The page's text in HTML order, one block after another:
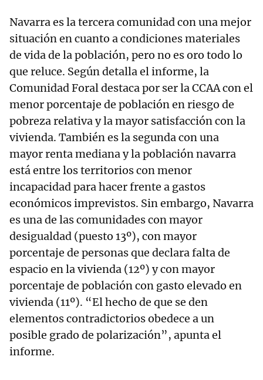
Navarra es la tercera comunidad con una mejor
situación en cuanto a condiciones materiales
de vida de la población, pero no es oro todo lo
que reluce. Según detalla el informe, la
Comunidad Foral destaca por ser la CCAA con el
menor porcentaje de población en riesgo de
pobreza relativa y la mayor satisfacción con la
vivienda. También es la segunda con una
mayor renta mediana y la población navarra
está entre los territorios con menor
incapacidad para hacer frente a gastos
económicos imprevistos. Sin embargo, Navarra
es una de las comunidades con mayor
desigualdad (puesto 13º), con mayor
porcentaje de personas que declara falta de
espacio en la vivienda (12º) y con mayor
porcentaje de población con gasto elevado en
vivienda (11º). “El hecho de que se den
elementos contradictorios obedece a un
posible grado de polarización”, apunta el
informe.